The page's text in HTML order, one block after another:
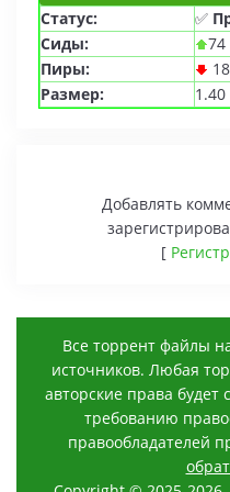
Статус: ✅
Сиды:
74
Пиры:
18
Размер:
1.40
Добавлять
[
Все торрент файлы
источников. Любая
авторские права будет
требованию
правообладателей